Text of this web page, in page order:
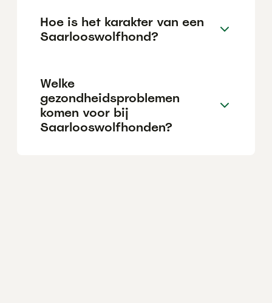
Hoe is het karakter van een
Saarlooswolfhond?
Welke
gezondheidsproblemen
komen voor bij
Saarlooswolfhonden?